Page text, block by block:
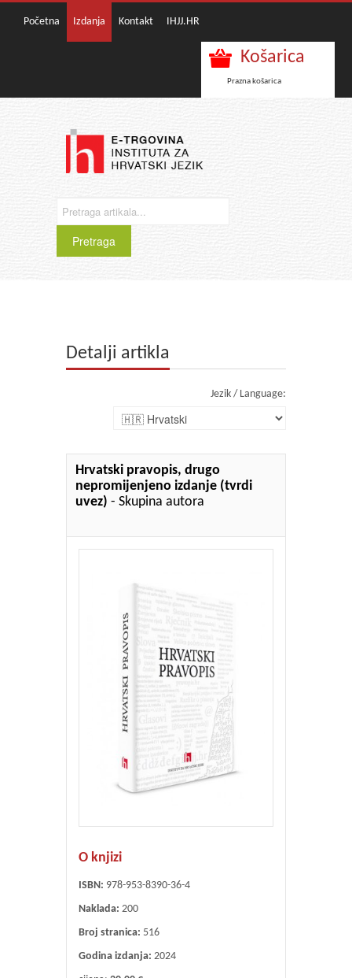
Početna Izdanja Kontakt IHJJ.HR
Košarica
Prazna košarica
Detalji artikla
Jezik / Language:
Hrvatski pravopis, drugo
nepromijenjeno izdanje (tvrdi
uvez) - Skupina autora
O knjizi
ISBN: 978-953-8390-36-4
Naklada: 200
Broj stranica: 516
Godina izdanja: 2024